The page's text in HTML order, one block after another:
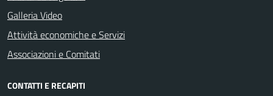
Galleria Video
Attività economiche e Servizi
Associazioni e Comitati
CONTATTI E RECAPITI